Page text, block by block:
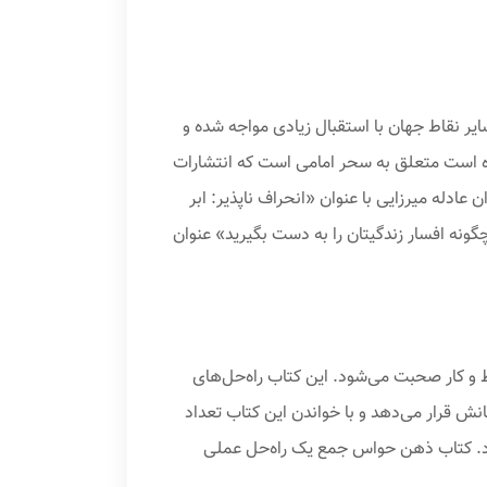
نقاط جهان با استقبال زیادی مواجه شده و
است متعلق به سحر امامی است که انتشارات
میرزایی با عنوان «انحراف ناپذیر: ابر
افسار زندگیتان را به دست بگیرید» عنوان
و کار صحبت می‌شود. این کتاب راه‌حل‌های
قرار می‌دهد و با خواندن این کتاب تعداد
کرد. کتاب ذهن حواس جمع یک راه‌حل عملی